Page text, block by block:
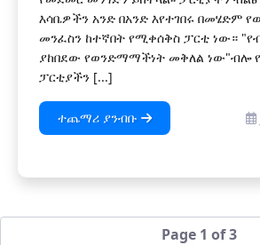
እሳቤዎችን አንድ በአንድ እየተገበሩ በመሄድም
መንፈስን ከተኛበት የሚቀሰቅስ ፓርቲ ነው።
ያከበደው የወንድማማችነት መቅለል ነው"ብሎ
ፓርቲያችን [...]
ተጨማሪ ያንብቡ
Page 1 of 3